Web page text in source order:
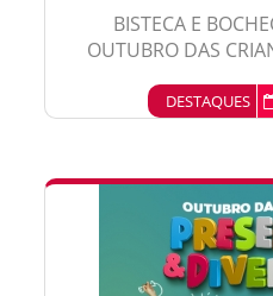
BISTECA E
OUTUBRO DAS
DESTAQUES